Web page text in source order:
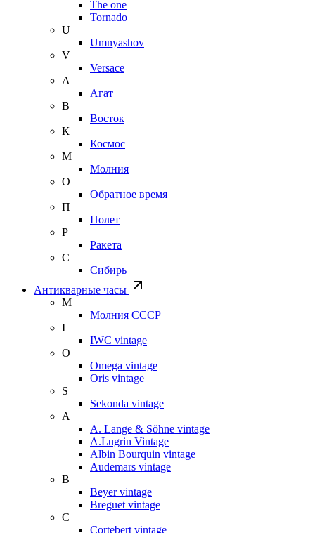
The one
Tornado
U
Umnyashov
V
Versace
А
Агат
В
Восток
К
Космос
М
Молния
О
Обратное время
П
Полет
Р
Ракета
С
Сибирь
Антикварные часы
М
Молния СССР
I
IWC vintage
O
Omega vintage
Oris vintage
S
Sekonda vintage
A
A. Lange & Söhne vintage
A.Lugrin Vintage
Albin Bourquin vintage
Audemars vintage
B
Beyer vintage
Breguet vintage
C
Cortebert vintage